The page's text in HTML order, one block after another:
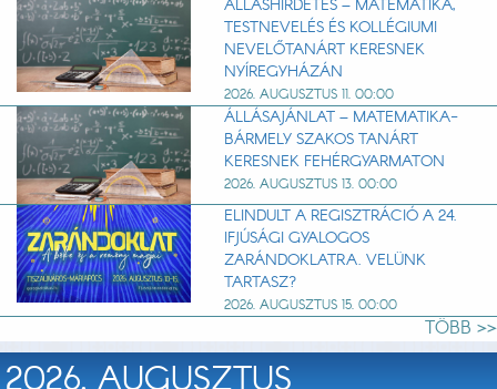
ÁLLÁSHIRDETÉS – MATEMATIKA,
TESTNEVELÉS ÉS KOLLÉGIUMI
NEVELŐTANÁRT KERESNEK
NYÍREGYHÁZÁN
2026. AUGUSZTUS 11. 00:00
ÁLLÁSAJÁNLAT – MATEMATIKA-
BÁRMELY SZAKOS TANÁRT
KERESNEK FEHÉRGYARMATON
2026. AUGUSZTUS 13. 00:00
ELINDULT A REGISZTRÁCIÓ A 24.
IFJÚSÁGI GYALOGOS
ZARÁNDOKLATRA. VELÜNK
TARTASZ?
2026. AUGUSZTUS 15. 00:00
TÖBB >>